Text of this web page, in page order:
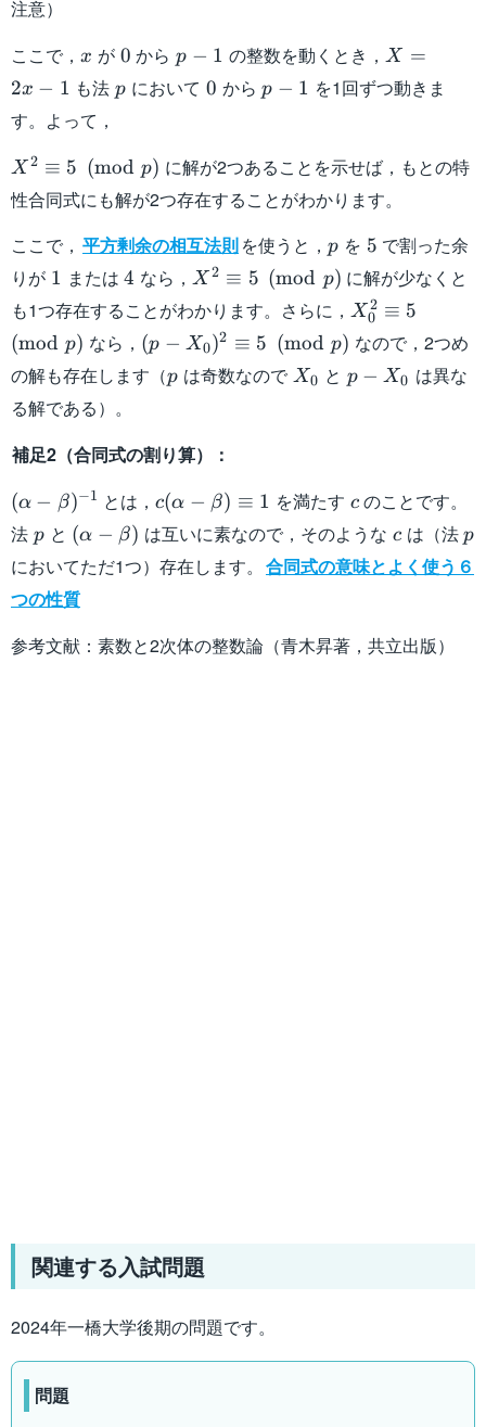
注意）
ここで， x
x が 0
0 からp-
p − 1 の整数を動くとき， X=2x-
1
X =
2x − 1 も法p
p において 0
0 からp-
p − 1 を1回ずつ動きま
す。よって，
X^2\equiv
5\pmod{p}
X2 ≡ 5 (mod p) に解が2つあることを示せば，もとの特
性合同式にも解が2つ存在することがわかります。
ここで， 平方剰余の相互法則を使うと， p
p を 5
5 で割った余
りが 1
1 または4
4 なら，X^2\equiv
5\pmod{p}
X 2 ≡ 5 (mod p) に解が少なくと
も1つ存在することがわかります。さらに， X_0^2\equiv
5\pmod{p}
X0
2 ≡ 5
(mod p) なら， (p-
X_0)^2\equiv
5\pmod{p}
(p − X0)2 ≡ 5 (mod p) なので，2つめ
の解も存在します（p
p は奇数なので X_0
X0 と p-
p − X0 は異な
る解である）。
補足2（合同式の割り算）：
(\alpha-
\beta)^{-1}
(α − β)−1 とは，c(\alpha-
\beta)\equiv
1
c(α − β) ≡ 1 を満たす c
cのことです。
法 p
pと (\alpha-
\beta)
(α − β) は互いに素なので，そのような c
cは（法p
p
においてただ1つ）存在します。 合同式の意味とよく使う６
つの性質
参考文献：素数と2次体の整数論（青木昇著，共立出版）
関連する入試問題
2024年一橋大学後期の問題です。
問題